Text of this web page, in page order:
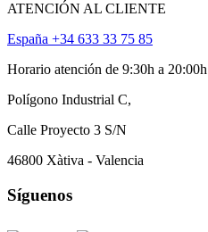
ATENCIÓN AL CLIENTE
España +34 633 33 75 85
Horario atención de 9:30h a 20:00h
Polígono Industrial C,
Calle Proyecto 3 S/N
46800 Xàtiva - Valencia
Síguenos